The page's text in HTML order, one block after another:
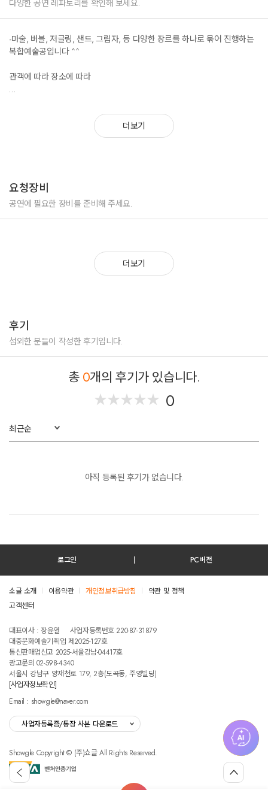
다양한 공연 레파토리를 확인해 보세요.
-마술, 버블, 저글링, 샌드, 그림자, 등 다양한 장르를 하나로 묶어 진행하는
복합예술공입니다 ^^
관객에 따라 장소에 따라
환경과 상황에 따라 진행되는 공연은 매공연마다
진심을 전하는 마술사와 함께
더보기
요청장비
공연에 필요한 장비를 준비해 주세요.
더보기
후기
섭외한 분들이 작성한 후기입니다.
총 0개의 후기가 있습니다.
★★★★★
★★★★★ 0
최근순
아직 등록된 후기가 없습니다.
홈
뒤
가
섭
외
공
고
맨
위
로
로그인 PC버전
쇼글 소개 이용약관 개인정보취급방침
약관 및 정책
고객센터
대표이사 : 장윤열
사업자등록번호 220-87-31879
대중문화예술기획업 제2025-127호
통신판매업신고 2025-서울강남-04417호
광고문의 02-598-4340
서울시 강남구 양재천로 179, 2층(도곡동, 주영빌딩)
[사업자정보확인]
Email : showgle@naver.com
사업자등록증/통장 사본 다운로드
Showgle Copyright © (주)쇼글 All Rights Reserved.